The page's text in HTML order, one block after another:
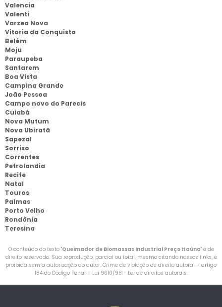
Valencia
Valenti
Varzea Nova
Vitoria da Conquista
Belém
Moju
Paraupeba
Santarem
Boa Vista
Campina Grande
João Pessoa
Campo novo do Parecis
Cuiabá
Nova Mutum
Nova Ubiratã
Sapezal
Sorriso
Correntes
Petrolandia
Recife
Natal
Touros
Palmas
Porto Velho
Rondônia
Teresina
O conteúdo do texto "Queimador de Biomassas Industrial Preço Itaúna" é de
direito reservado. Sua reprodução, parcial ou total, mesmo citando nossos links, é
proibida sem a autorização do autor. Crime de violação de direito autoral – artigo
184 do Código Penal – Lei 9610/98 - Lei de direitos autorais.